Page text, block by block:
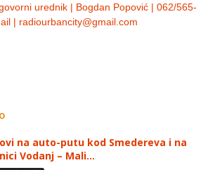
urednik | Bogdan Popović | 062/565-
| radiourbancity@gmail.com
na auto-putu kod Smedereva i na
Vodanj – Mali...